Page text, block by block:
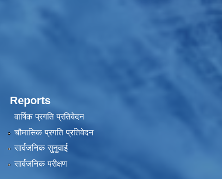
Reports
वार्षिक प्रगति प्रतिवेदन
चौमासिक प्रगति प्रतिवेदन
सार्वजनिक सुनुवाई
सार्वजनिक परीक्षण